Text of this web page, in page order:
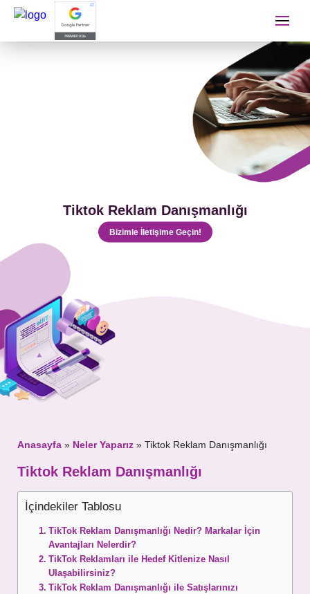
Tiktok Reklam Danışmanlığı
Bizimle İletişime Geçin!
Anasayfa » Neler Yaparız » Tiktok Reklam Danışmanlığı
Tiktok Reklam Danışmanlığı
İçindekiler Tablosu
TikTok Reklam Danışmanlığı Nedir? Markalar İçin
Avantajları Nelerdir?
TikTok Reklamları ile Hedef Kitlenize Nasıl
Ulaşabilirsiniz?
TikTok Reklam Danışmanlığı ile Satışlarınızı
İletişime Geçip Teklinizi
E-mail Adresiniz
Almak İstediğiniz Hizmet
Mesajınız